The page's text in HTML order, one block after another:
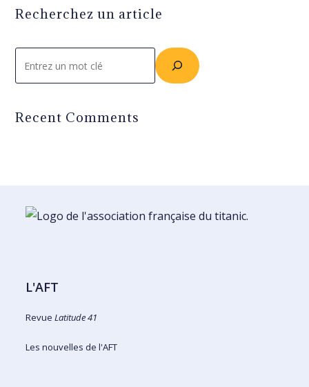
Recherchez un article
Recent Comments
L'AFT
RevueLatitude 41
Les nouvelles de l'AFT